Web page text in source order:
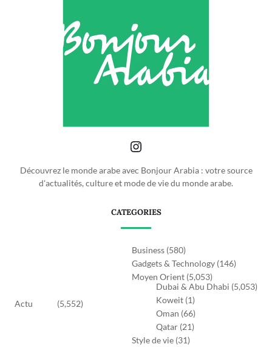
Découvrez le monde arabe avec Bonjour Arabia : votre source
d'actualités, culture et mode de vie du monde arabe.
CATEGORIES
Actu (5,552)
Business (580)
Gadgets & Technology (146)
Moyen Orient (5,053)
Dubai & Abu Dhabi (5,053)
Koweit (1)
Oman (66)
Qatar (21)
Style de vie (31)